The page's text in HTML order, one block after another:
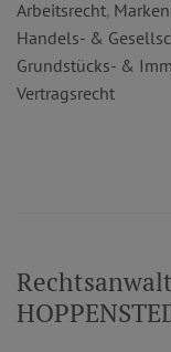
Arbeitsrecht,
Handels- &
Grundstücks- &
Vertragsrecht